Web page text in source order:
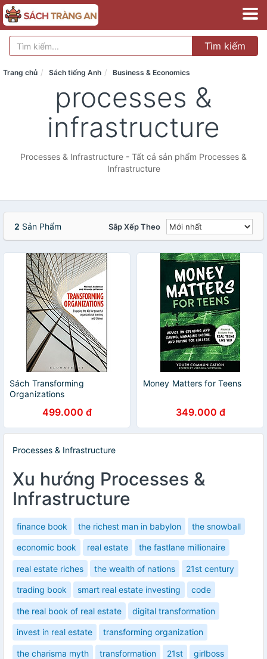
Tìm kiếm
Trang chủ Sách tiếng Anh Business & Economics
processes &
infrastructure
Processes & Infrastructure - Tất cả sản phẩm Processes &
Infrastructure
2 Sản Phẩm Sắp Xếp Theo
Sách Transforming
Organizations
499.000 đ
Money Matters for Teens
349.000 đ
Processes & Infrastructure
Xu hướng Processes &
Infrastructure
finance book the richest man in babylon the snowball
economic book real estate the fastlane millionaire
real estate riches the wealth of nations 21st century
trading book smart real estate investing code
the real book of real estate digital transformation
invest in real estate transforming organization
the charisma myth transformation 21st girlboss